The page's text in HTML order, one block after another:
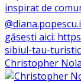
Christopher